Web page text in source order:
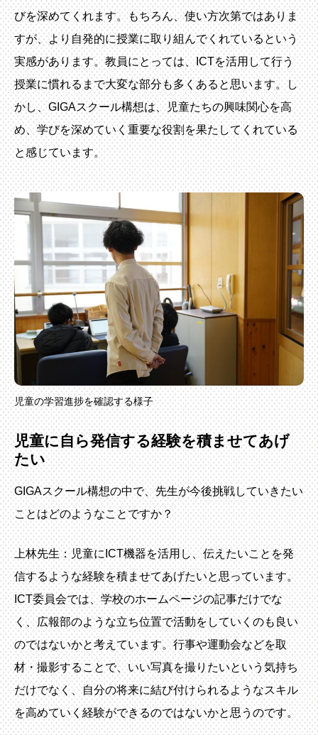
びを深めてくれます。もちろん、使い方次第ではありま
すが、より自発的に授業に取り組んでくれているという
実感があります。教員にとっては、ICTを活用して行う
授業に慣れるまで大変な部分も多くあると思います。し
かし、GIGAスクール構想は、児童たちの興味関心を高
め、学びを深めていく重要な役割を果たしてくれている
と感じています。
児童の学習進捗を確認する様子
児童に自ら発信する経験を積ませてあげ
たい
GIGAスクール構想の中で、先生が今後挑戦していきたい
ことはどのようなことですか？
上林先生：児童にICT機器を活用し、伝えたいことを発
信するような経験を積ませてあげたいと思っています。
ICT委員会では、学校のホームページの記事だけでな
く、広報部のような立ち位置で活動をしていくのも良い
のではないかと考えています。行事や運動会などを取
材・撮影することで、いい写真を撮りたいという気持ち
だけでなく、自分の将来に結び付けられるようなスキル
を高めていく経験ができるのではないかと思うのです。